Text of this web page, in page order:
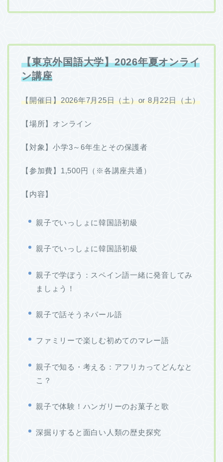
【東京外国語大学】2026年夏オンライ
ン講座
【開催日】2026年7月25日（土）or 8月22日（土）
【場所】オンライン
【対象】小学3～6年生とその保護者
【参加費】1,500円（※各講座共通）
【内容】
親子でいっしょに韓国語初級
親子でいっしょに韓国語初級
親子で学ぼう：スペイン語一緒に発音してみ
ましょう！
親子で話そうネパール語
ファミリーで楽しむ初めてのマレー語
親子で知る・考える：アフリカってどんなと
こ？
親子で体験！ハンガリーのお菓子と歌
深掘りすると面白い人類の歴史探究